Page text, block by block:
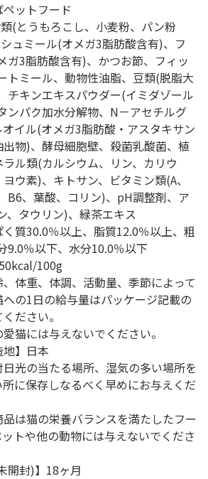
ペットフード
(とうもろこし、小麦粉、パン粉
ュミール(オメガ3脂肪酸含有)、フ
ガ3脂肪酸含有)、かつお節、フィッ
トミール、動物性油脂、豆類(脱脂大
チキンエキスパウダー(イミダゾール
ンパク加水分解物、N－アセチルグ
イル(オメガ3脂肪酸・アスタキサン
物)、酵母細胞壁、殺菌乳酸菌、植
ル類(カルシウム、リン、カリウ
ウ素)、キトサン、ビタミン類(A、
B6、葉酸、コリン)、pH調整剤、ア
、タウリン)、緑茶エキス
く質30.0％以上、脂質12.0％以上、粗
9.0％以下、水分10.0％以下
100g
、体重、体調、活動量、季節によって
の1日の給与量はパッケージ記載の
ださい。
猫には与えないでください。
地】日本
日光の当たる場所、湿気の多い場所を
に保存しなるべく早めにお与えくだ
品は猫の栄養バランスを満たしたフー
トや他の動物には与えないでくださ
開封)】18ヶ月